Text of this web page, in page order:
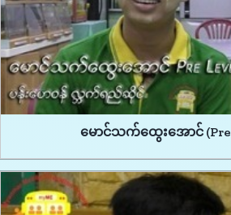
မောင်သက်ထွေးအောင် (Pre